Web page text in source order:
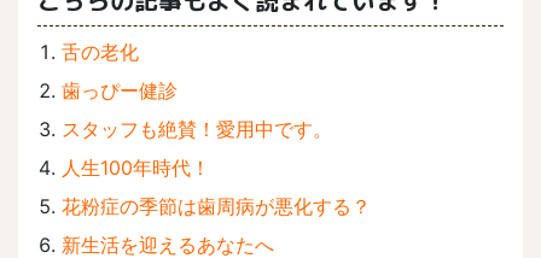
舌の老化
歯っぴー健診
スタッフも絶賛！愛用中です。
人生100年時代！
花粉症の季節は歯周病が悪化する？
新生活を迎えるあなたへ